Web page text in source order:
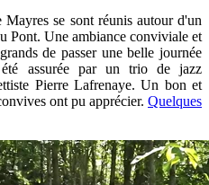
se sont réunis autour d'un
Pont. Une ambiance conviviale et
de passer une belle journée
assurée par un trio de jazz
Pierre Lafrenaye. Un bon et
ont pu apprécier. Quelques